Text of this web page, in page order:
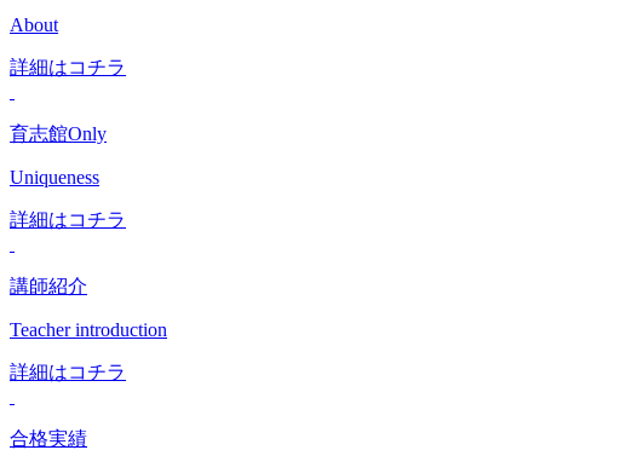
About
詳細はコチラ
育志館Only
Uniqueness
詳細はコチラ
講師紹介
Teacher introduction
詳細はコチラ
合格実績